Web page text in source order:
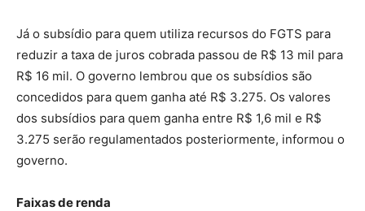
Já o subsídio para quem utiliza recursos do FGTS para
reduzir a taxa de juros cobrada passou de R$ 13 mil para
R$ 16 mil. O governo lembrou que os subsídios são
concedidos para quem ganha até R$ 3.275. Os valores
dos subsídios para quem ganha entre R$ 1,6 mil e R$
3.275 serão regulamentados posteriormente, informou o
governo.
Faixas de renda